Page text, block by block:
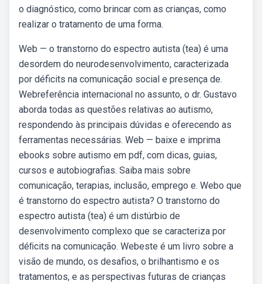
o diagnóstico, como brincar com as crianças, como
realizar o tratamento de uma forma.
Web — o transtorno do espectro autista (tea) é uma
desordem do neurodesenvolvimento, caracterizada
por déficits na comunicação social e presença de.
Webreferência internacional no assunto, o dr. Gustavo
aborda todas as questões relativas ao autismo,
respondendo às principais dúvidas e oferecendo as
ferramentas necessárias. Web — baixe e imprima
ebooks sobre autismo em pdf, com dicas, guias,
cursos e autobiografias. Saiba mais sobre
comunicação, terapias, inclusão, emprego e. Webo que
é transtorno do espectro autista? O transtorno do
espectro autista (tea) é um distúrbio de
desenvolvimento complexo que se caracteriza por
déﬁcits na comunicação. Webeste é um livro sobre a
visão de mundo, os desafios, o brilhantismo e os
tratamentos, e as perspectivas futuras de crianças